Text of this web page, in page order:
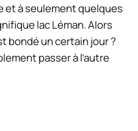
et à seulement quelques
lac Léman. Alors
bondé un certain jour ?
passer à l’autre